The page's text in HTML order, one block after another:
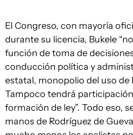
El Congreso, con mayoría
durante su licencia, Bukele
función de toma de
conducción política y
estatal, monopolio del uso de
Tampoco tendrá
formación de ley”. Todo eso,
manos de Rodríguez de